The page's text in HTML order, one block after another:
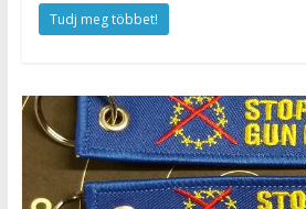
Tudj meg többet!